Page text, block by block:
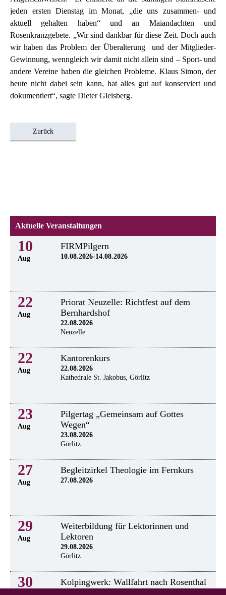
jeden ersten Dienstag im Monat, „die uns zusammen- und
aktuell gehalten haben“ und an Maiandachten und
Rosenkranzgebete. „Wir sind dankbar für diese Zeit. Doch auch
wir haben das Problem der Überalterung und der Mitglieder-
Gewinnung, wenngleich wir damit nicht allein sind – Sport- und
andere Vereine haben die gleichen Probleme. Klaus Simon, der
heute nicht dabei sein kann, hat alles gut auf konserviert und
dokumentiert“, sagte Dieter Gleisberg.
Zurück
Aktuelle Veranstaltungen
10
Aug
FIRMPilgern
10.08.2026-14.08.2026
22
Aug
Priorat Neuzelle: Richtfest auf dem
Bernhardshof
22.08.2026
Neuzelle
22
Aug
Kantorenkurs
22.08.2026
Kathedrale St. Jakobus, Görlitz
23
Aug
Pilgertag „Gemeinsam auf Gottes
Wegen“
23.08.2026
Görlitz
27
Aug
Begleitzirkel Theologie im Fernkurs
27.08.2026
29
Aug
Weiterbildung für Lektorinnen und
Lektoren
29.08.2026
Görlitz
30 Kolpingwerk: Wallfahrt nach Rosenthal